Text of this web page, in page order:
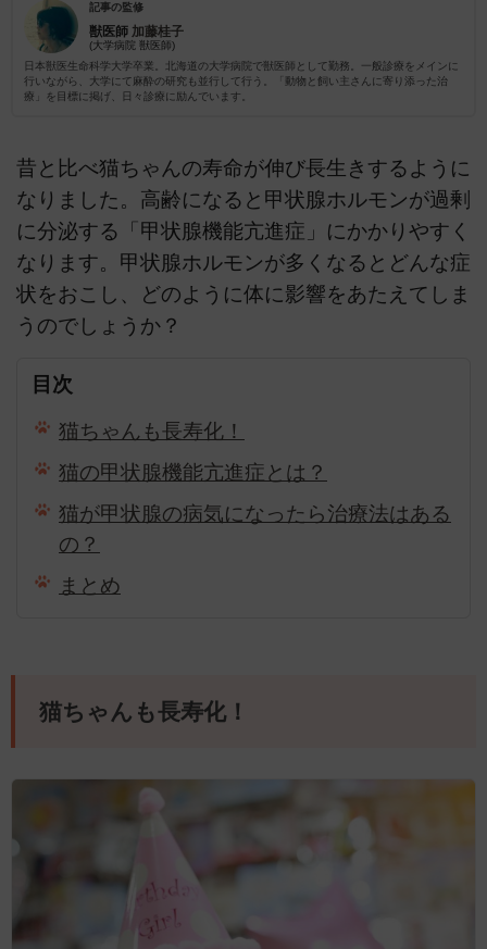
記事の監修
獣医師 加藤桂子
(大学病院 獣医師)
日本獣医生命科学大学卒業。北海道の大学病院で獣医師として勤務。一般診療をメインに
行いながら、大学にて麻酔の研究も並行して行う。「動物と飼い主さんに寄り添った治
療」を目標に掲げ、日々診療に励んでいます。
昔と比べ猫ちゃんの寿命が伸び長生きするように
なりました。高齢になると甲状腺ホルモンが過剰
に分泌する「甲状腺機能亢進症」にかかりやすく
なります。甲状腺ホルモンが多くなるとどんな症
状をおこし、どのように体に影響をあたえてしま
うのでしょうか？
目次
猫ちゃんも長寿化！
猫の甲状腺機能亢進症とは？
猫が甲状腺の病気になったら治療法はある
の？
まとめ
猫ちゃんも長寿化！